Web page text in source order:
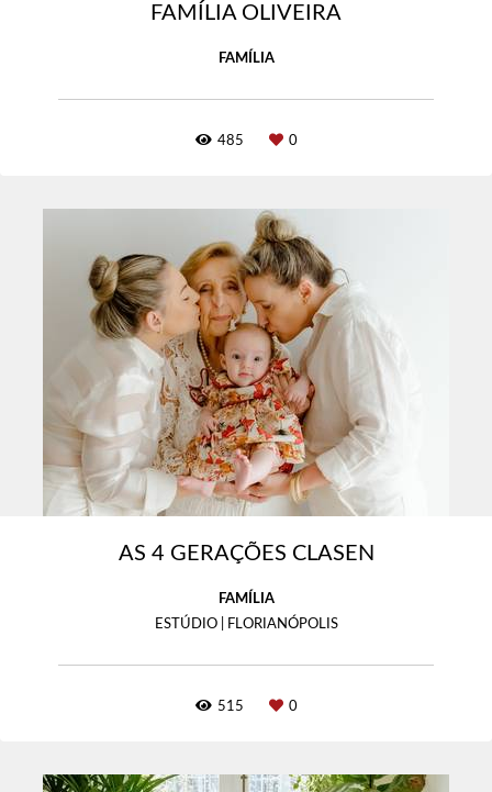
FAMÍLIA OLIVEIRA
FAMÍLIA
485 0
AS 4 GERAÇÕES CLASEN
FAMÍLIA
ESTÚDIO | FLORIANÓPOLIS
515 0